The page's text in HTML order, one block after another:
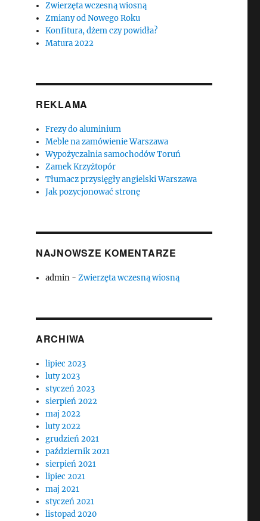
Zwierzęta wczesną wiosną
Zmiany od Nowego Roku
Konfitura, dżem czy powidła?
Matura 2022
REKLAMA
Frezy do aluminium
Meble na zamówienie Warszawa
Wypożyczalnia samochodów Toruń
Zamek Krzyżtopór
Tłumacz przysięgły angielski Warszawa
Jak pozycjonować stronę
NAJNOWSZE KOMENTARZE
admin -Zwierzęta wczesną wiosną
ARCHIWA
lipiec 2023
luty 2023
styczeń 2023
sierpień 2022
maj 2022
luty 2022
grudzień 2021
październik 2021
sierpień 2021
lipiec 2021
maj 2021
styczeń 2021
listopad 2020